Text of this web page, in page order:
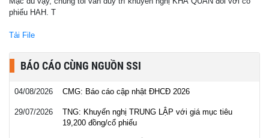
phiếu HAH. T
Tải File
BÁO CÁO CÙNG NGUỒN SSI
04/08/2026 CMG: Báo cáo cập nhật ĐHCĐ 2026
29/07/2026
TNG: Khuyến nghị TRUNG LẬP với giá mục tiêu
19,200 đồng/cổ phiếu